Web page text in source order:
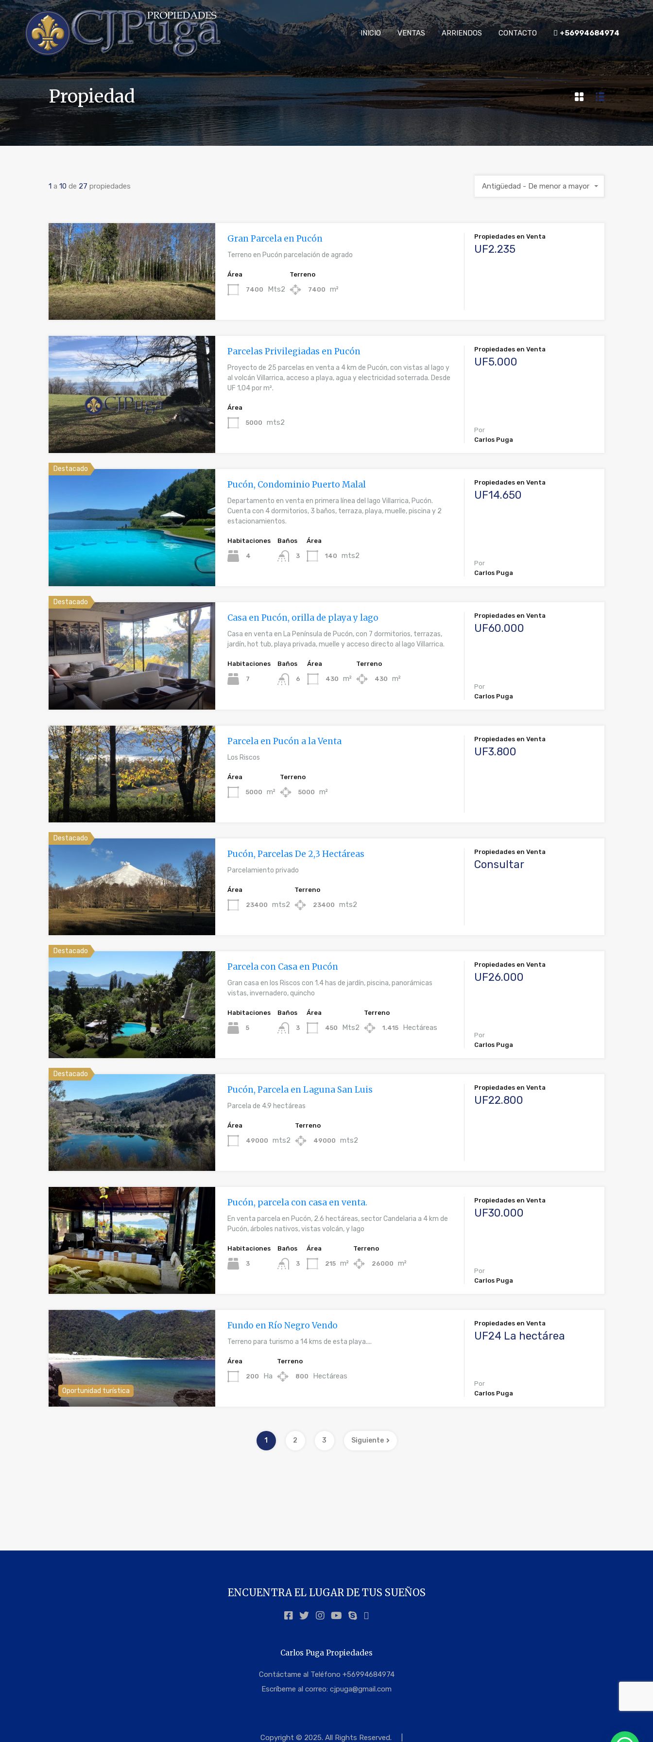
INICIO VENTAS ARRIENDOS CONTACTO +56994684974
Propiedad
1 a 10 de 27 propiedades Antigüedad - De menor a mayor
Gran Parcela en Pucón
Terreno en Pucón parcelación de agrado
Área
7400 Mts2
Terreno
7400 m²
Propiedades en Venta
UF2.235
Parcelas Privilegiadas en Pucón
Proyecto de 25 parcelas en venta a 4 km de Pucón, con vistas al lago y
al volcán Villarrica, acceso a playa, agua y electricidad soterrada. Desde
UF 1,04 por m².
Área
5000 mts2
Propiedades en Venta
UF5.000
Por
Carlos Puga
Destacado
Pucón, Condominio Puerto Malal
Departamento en venta en primera línea del lago Villarrica, Pucón.
Cuenta con 4 dormitorios, 3 baños, terraza, playa, muelle, piscina y 2
estacionamientos.
Habitaciones
4
Baños
3
Área
140 mts2
Propiedades en Venta
UF14.650
Por
Carlos Puga
Destacado
Casa en Pucón, orilla de playa y lago
Casa en venta en La Península de Pucón, con 7 dormitorios, terrazas,
jardín, hot tub, playa privada, muelle y acceso directo al lago Villarrica.
Habitaciones
7
Baños
6
Área
430 m²
Terreno
430 m²
Propiedades en Venta
UF60.000
Por
Carlos Puga
Parcela en Pucón a la Venta
Los Riscos
Área
5000 m²
Terreno
5000 m²
Propiedades en Venta
UF3.800
Destacado
Pucón, Parcelas De 2,3 Hectáreas
Parcelamiento privado
Área
23400 mts2
Terreno
23400 mts2
Propiedades en Venta
Consultar
Destacado
Parcela con Casa en Pucón
Gran casa en los Riscos con 1.4 has de jardín, piscina, panorámicas
vistas, invernadero, quincho
Habitaciones
5
Baños
3
Área
450 Mts2
Terreno
1.415 Hectáreas
Propiedades en Venta
UF26.000
Por
Carlos Puga
Destacado
Pucón, Parcela en Laguna San Luis
Parcela de 4.9 hectáreas
Área
49000 mts2
Terreno
49000 mts2
Propiedades en Venta
UF22.800
Pucón, parcela con casa en venta.
En venta parcela en Pucón, 2.6 hectáreas, sector Candelaria a 4 km de
Pucón, árboles nativos, vistas volcán, y lago
Habitaciones
3
Baños
3
Área
215 m²
Terreno
26000 m²
Propiedades en Venta
UF30.000
Por
Carlos Puga
Oportunidad turística
Fundo en Río Negro Vendo
Terreno para turismo a 14 kms de esta playa....
Área
200 Ha
Terreno
800 Hectáreas
Propiedades en Venta
UF24 La hectárea
Por
Carlos Puga
1 2 3 Siguiente
ENCUENTRA EL LUGAR DE TUS SUEÑOS
Carlos Puga Propiedades
Contáctame al Teléfono +56994684974
Escríbeme al correo: cjpuga@gmail.com
Copyright © 2025. All Rights Reserved.